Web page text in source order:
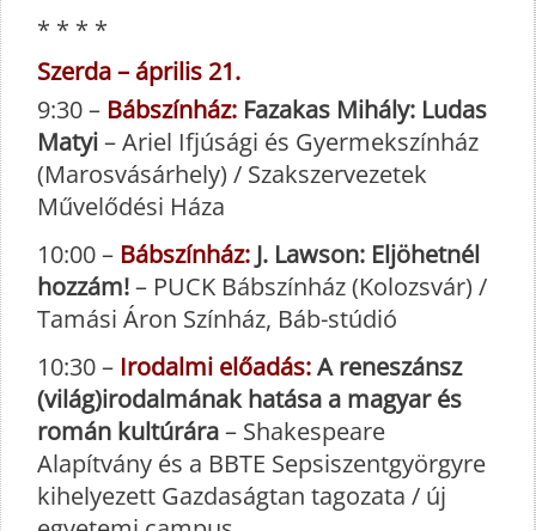
* * * *
Szerda – április 21.
9:30 – Bábszínház: Fazakas Mihály: Ludas
Matyi– Ariel Ifjúsági és Gyermekszínház
(Marosvásárhely) / Szakszervezetek
Művelődési Háza
10:00 – Bábszínház: J. Lawson: Eljöhetnél
hozzám!– PUCK Bábszínház (Kolozsvár) /
Tamási Áron Színház, Báb-stúdió
10:30 – Irodalmi előadás:A reneszánsz
(világ)irodalmának hatása a magyar és
román kultúrára– Shakespeare
Alapítvány és a BBTE Sepsiszentgyörgyre
kihelyezett Gazdaságtan tagozata / új